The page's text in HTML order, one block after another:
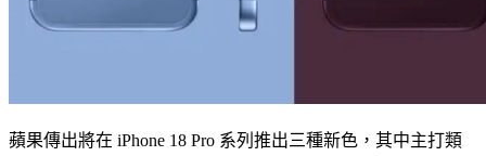
蘋果傳出將在 iPhone 18 Pro 系列推出三種新色，其中主打類